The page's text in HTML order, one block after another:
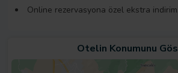
Online rezervasyona özel ekstra indirim.
Otelin Konumunu